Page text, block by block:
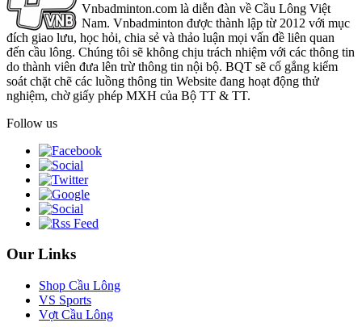
Vnbadminton.com là diễn đàn về Cầu Lông Việt
Nam. Vnbadminton được thành lập từ 2012 với mục
đích giao lưu, học hỏi, chia sẻ và thảo luận mọi vấn đề liên quan
đến cầu lông. Chúng tôi sẽ không chịu trách nhiệm với các thông tin
do thành viên đưa lên trừ thông tin nội bộ. BQT sẽ cố gắng kiểm
soát chặt chẽ các luồng thông tin Website đang hoạt động thử
nghiệm, chờ giấy phép MXH của Bộ TT & TT.
Follow us
Our Links
Shop Cầu Lông
VS Sports
Vợt Cầu Lông